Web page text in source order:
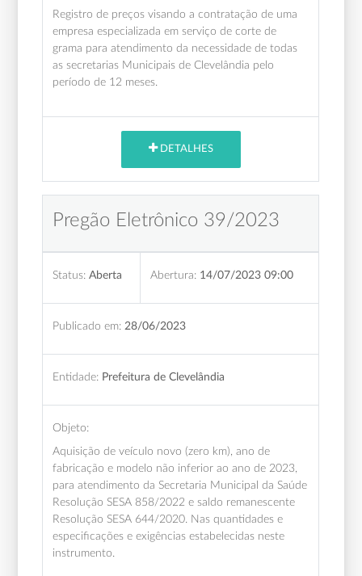
Registro de preços visando a contratação de uma
empresa especializada em serviço de corte de
grama para atendimento da necessidade de todas
as secretarias Municipais de Clevelândia pelo
período de 12 meses.
DETALHES
Pregão Eletrônico 39/2023
Status: Aberta Abertura: 14/07/2023 09:00
Publicado em: 28/06/2023
Entidade: Prefeitura de Clevelândia
Objeto:
Aquisição de veículo novo (zero km), ano de
fabricação e modelo não inferior ao ano de 2023,
para atendimento da Secretaria Municipal da Saúde
Resolução SESA 858/2022 e saldo remanescente
Resolução SESA 644/2020. Nas quantidades e
especificações e exigências estabelecidas neste
instrumento.